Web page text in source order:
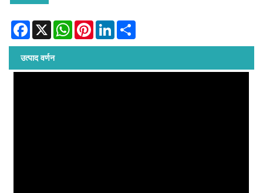
Facebook
X WhatsAppPinterestLinkedIn
उत्पाद वर्णन